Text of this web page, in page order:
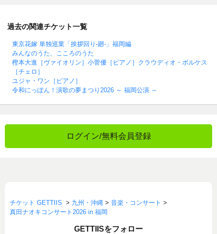
過去の関連チケット一覧
東京花嫁 単独巡業「挨拶回り-廻-」福岡編
みんなのうた、こころのうた
樫本大進［ヴァイオリン］小菅優［ピアノ］クラウディオ・ボルケス
［チェロ］
ユジャ・ワン［ピアノ］
令和にっぽん！演歌の夢まつり2026 ～ 福岡公演 ～
ログイン/無料会員登録
チケット GETTIIS > 九州・沖縄 > 音楽・コンサート >
真田ナオキコンサート2026 in 福岡
GETTIISをフォロー